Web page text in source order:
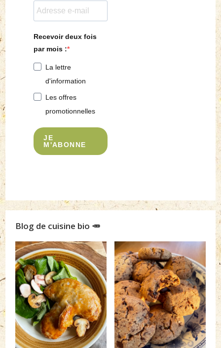
Recevoir deux fois
par mois :
La lettre
d'information
Les offres
promotionnelles
JE
M'ABONNE
Blog de cuisine bio 🥕